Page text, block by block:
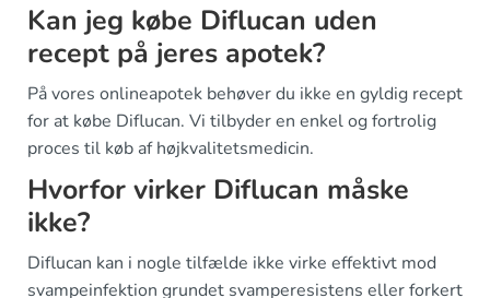
Kan jeg købe Diflucan uden
recept på jeres apotek?
På vores onlineapotek behøver du ikke en gyldig recept
for at købe Diflucan. Vi tilbyder en enkel og fortrolig
proces til køb af højkvalitetsmedicin.
Hvorfor virker Diflucan måske
ikke?
Diflucan kan i nogle tilfælde ikke virke effektivt mod
svampeinfektion grundet svamperesistens eller forkert